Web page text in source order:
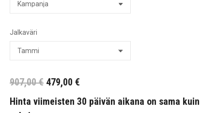
Jalkaväri
907,00€ Alkuperäinen
hinta
479,00 €
hinta
on:
Hinta viimeisten 30 päivän aikana on sama kuin